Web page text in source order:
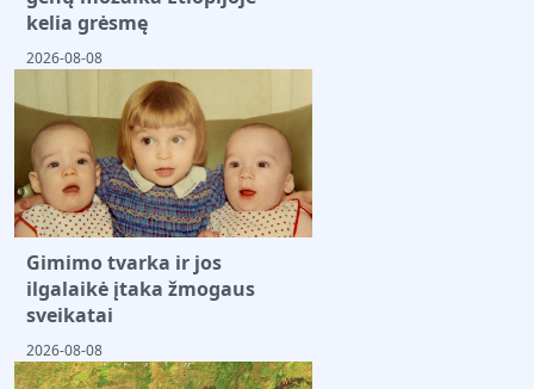
kelia grėsmę
2026-08-08
Gimimo tvarka ir jos
ilgalaikė įtaka žmogaus
sveikatai
2026-08-08